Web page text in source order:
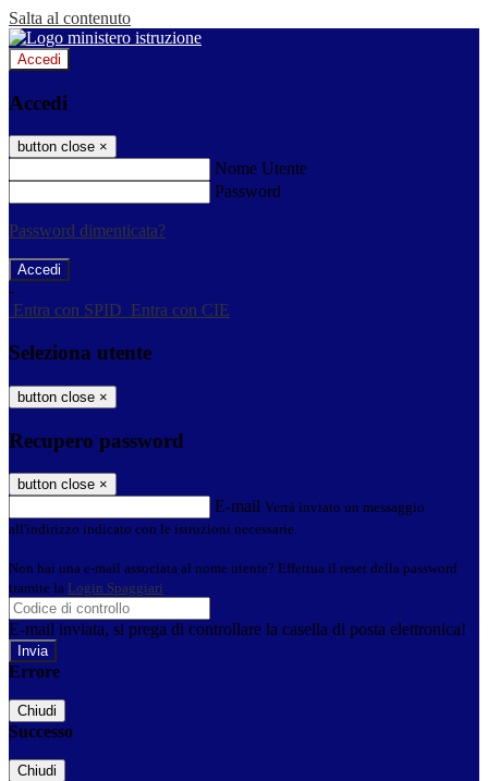
Salta al contenuto
Accedi
Accedi
button close ×
Nome Utente
Password
Password dimenticata?
-
Entra con SPID Entra con CIE
Seleziona utente
button close ×
Recupero password
button close ×
E-mail Verrà inviato un messaggio
all'indirizzo indicato con le istruzioni necessarie.
Non hai una e-mail associata al nome utente? Effettua il reset della password
tramite la Login Spaggiari
E-mail inviata, si prega di controllare la casella di posta elettronica!
Errore
Chiudi
Successo
Chiudi